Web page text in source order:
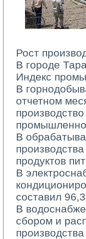
Рост
В городе
Индекс
В
отчетном
В
продуктов
В
составил
В
сбором и